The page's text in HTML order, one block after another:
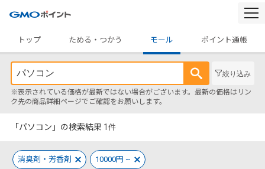
トップ
ためる・つかう モール ポイント通帳
絞り込み
※表示されている価格が最新ではない場合がございます。最新の価格はリン
ク先の商品詳細ページでご確認をお願いします。
「パソコン」の検索結果 1 件
消臭剤・芳香剤 10000円 ~